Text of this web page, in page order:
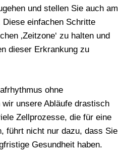
und stellen Sie auch am
einfachen Schritte
‚Zeitzone‘ zu halten und
dieser Erkrankung zu
ohne
wir unsere Abläufe drastisch
Zellprozesse, die für eine
führt nicht nur dazu, dass Sie
Gesundheit haben.